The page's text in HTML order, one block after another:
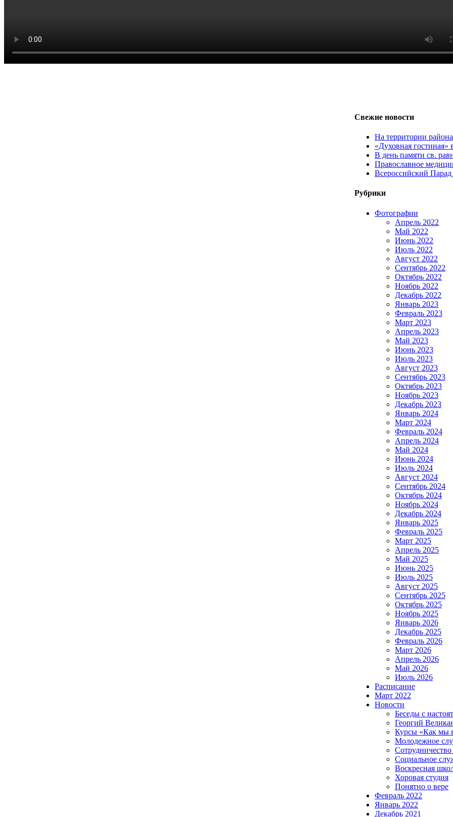
Свежие новости
На территории
«Духовная
В день памяти св.
Православное
Всероссийский
Рубрики
Фотографии
Апрель 2022
Май 2022
Июнь 2022
Июль 2022
Август 2022
Сентябрь 2022
Октябрь 2022
Ноябрь 2022
Декабрь 2022
Январь 2023
Февраль 2023
Март 2023
Апрель 2023
Май 2023
Июнь 2023
Июль 2023
Август 2023
Сентябрь 2023
Октябрь 2023
Ноябрь 2023
Декабрь 2023
Январь 2024
Март 2024
Февраль 2024
Апрель 2024
Май 2024
Июнь 2024
Июль 2024
Август 2024
Сентябрь 2024
Октябрь 2024
Ноябрь 2024
Декабрь 2024
Январь 2025
Февраль 2025
Март 2025
Апрель 2025
Май 2025
Июнь 2025
Июль 2025
Август 2025
Сентябрь 2025
Октябрь 2025
Ноябрь 2025
Январь 2026
Декабрь 2025
Февраль 2026
Март 2026
Апрель 2026
Май 2026
Июль 2026
Расписание
Март 2022
Новости
Беседы с
Георгий
Курсы «Как мы
Молодежное
Социальное
Воскресная
Хоровая студия
Понятно о вере
Февраль 2022
Январь 2022
Декабрь 2021